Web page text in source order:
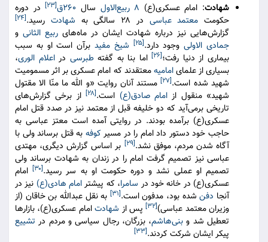
شهادت: امام عسکری(ع) ۸ ربیع‌الاول سال ۲۶۰ق [۲۳]
در دوره
حکومت معتمد عباسی در ۲۸ سالگی به شهادت رسید.[۲۴]
گزارش‌هایی نیز درباره شهادت ایشان در ماه‌های ربیع الثانی و
جمادی الاولیوجود دارد.[۲۵] شیخ مفید برآن است او به سبب
بیماری از دنیا رفت؛[۲۶] اما بنا به گفتهطبرسی دراعلام الوری،
بسیاری از علمایامامیهمعتقدند که امام عسکری بر اثر مسمومیت
شهید شده است.[۲۷]
مستند آنان روایت «و الله ما منّا الا مقتول
شهيد» منقول ازامام صادق(ع) است.[۲۸]
از برخی گزارش‌های
تاریخی برمی‌آید که دو خلیفه قبل از معتمد نیز در صدد قتل امام
عسکری(ع) برآمده بودند. در روایتی آمده است معتز عباسی به
حاجب خود دستور داد امام را در مسیر کوفه به قتل برساند ولی با
آگاه شدن مردم، موفق نشد.[۲۹]
بر اساس گزارش دیگری، مهتدی
عباسی نیز تصمیم گرفت امام را در زندان به شهادت برساند ولی
تصمیم او عملی نشد و دوره حکومت او به سر رسید.[۳۰]
امام
عسکری(ع) در خانه‌ خود در سامرا، که پیشترامام هادی(ع) نیز در
آنجا دفنشده بود، مدفون است.[۳۱]
به نقل عبدالله بن خاقان (از
وزیران معتمد عباسی)[۳۲] پس از شهادتامام عسکری(ع)، بازارها
تعطیل شد و بنی‌هاشم، بزرگان، رجال سیاسی و مردم در تشییع
پیکر ایشان شرکت کردند.[۳۳]